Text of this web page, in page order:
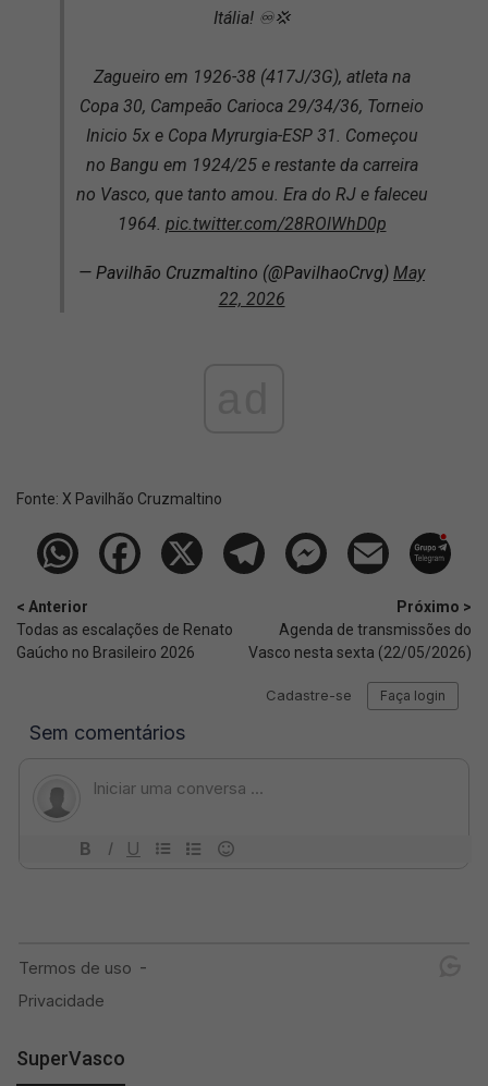
Itália! ♾️💢
Zagueiro em 1926-38 (417J/3G), atleta na
Copa 30, Campeão Carioca 29/34/36, Torneio
Inicio 5x e Copa Myrurgia-ESP 31. Começou
no Bangu em 1924/25 e restante da carreira
no Vasco, que tanto amou. Era do RJ e faleceu
1964. pic.twitter.com/28ROlWhD0p
— Pavilhão Cruzmaltino (@PavilhaoCrvg) May
22, 2026
Fonte: X Pavilhão Cruzmaltino
< Anterior
Todas as escalações de Renato
Gaúcho no Brasileiro 2026
Próximo >
Agenda de transmissões do
Vasco nesta sexta (22/05/2026)
SuperVasco